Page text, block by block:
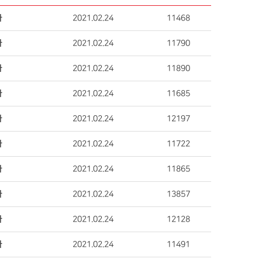
2021.02.24 11468
2021.02.24 11790
2021.02.24 11890
2021.02.24 11685
2021.02.24 12197
2021.02.24 11722
2021.02.24 11865
2021.02.24 13857
2021.02.24 12128
2021.02.24 11491